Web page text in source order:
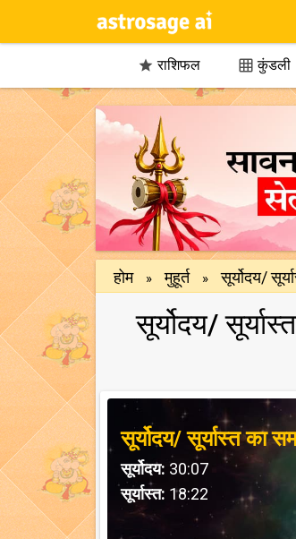
 राशिफल  कुंडली
होम » मुहूर्त » सूर्योदय/
सूर्योदय/
सूर्योदय/ सूर्यास्त का
सूर्योदय: 30:07
सूर्यास्त: 18:22